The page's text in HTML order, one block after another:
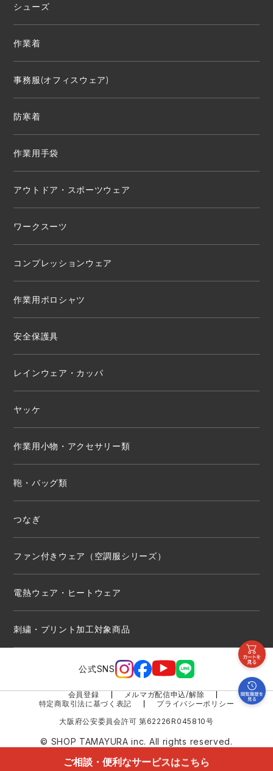
ご相談・便利なサービスはこちら
シューズ
作業着
事務服(オフィスウェア)
防寒着
作業用手袋
アウトドア・スポーツウェア
ワークスーツ
コンプレッションウェア
作業用ポロシャツ
安全保護具
レインウェア・カッパ
ヤッケ
作業用小物・アクセサリー類
鞄・バッグ類
つなぎ
ファン付きウェア（空調服シリーズ）
電熱ウェア・ヒートウェア
刺繍・プリント加工対象商品
公式SNS
会員登録
メルマガ配信申込/解除
特定商取引法に基づく表記
プライバシーポリシー
大阪府公安委員会許可 第62226R045810号
© SHOP TAMAYURA inc. All rights reserved.